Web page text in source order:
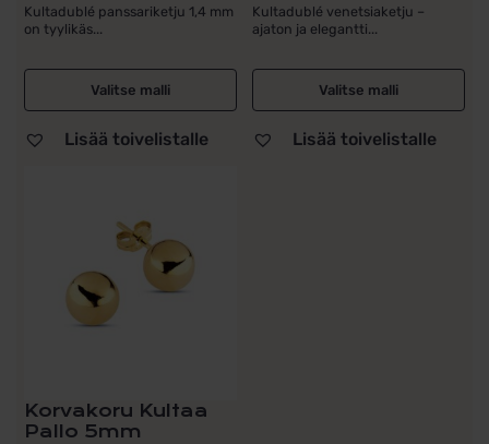
5.00/ 5
23,00 €
-
35,00 €
Kultadublé panssariketju 1,4 mm
on tyylikäs...
Valitse malli
Lisää toivelistalle
4.50/ 5
23,00 €
-
30,00 €
Kultadublé venetsiaketju –
ajaton ja elegantti...
Valitse malli
Lisää toivelistalle
Korvakoru Kultaa
Pallo 5mm